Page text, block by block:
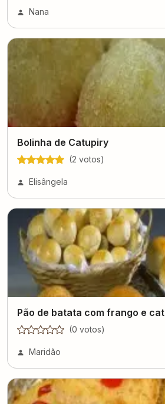
Nana
Bolinha de Catupiry
(2 votos)
Elisângela
Pão de batata com frango e
(0 votos)
Maridão